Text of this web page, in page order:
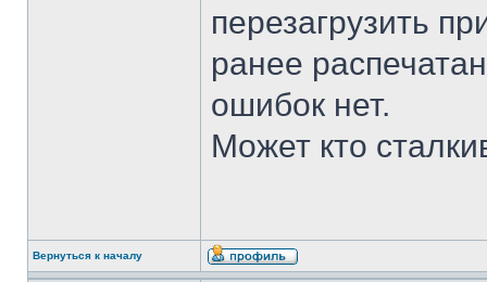
перезагрузить
ранее
ошибок нет.
Может кто
Вернуться к началу